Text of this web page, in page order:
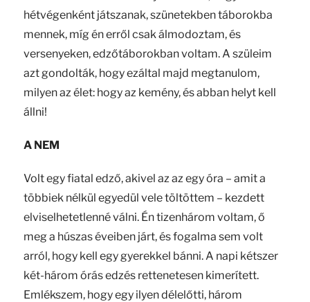
hétvégenként játszanak, szünetekben táborokba
mennek, míg én erről csak álmodoztam, és
versenyeken, edzőtáborokban voltam. A szüleim
azt gondolták, hogy ezáltal majd megtanulom,
milyen az élet: hogy az kemény, és abban helyt kell
állni!
A NEM
Volt egy fiatal edző, akivel az az egy óra – amit a
többiek nélkül egyedül vele töltöttem – kezdett
elviselhetetlenné válni. Én tizenhárom voltam, ő
meg a húszas éveiben járt, és fogalma sem volt
arról, hogy kell egy gyerekkel bánni. A napi kétszer
két-három órás edzés rettenetesen kimerített.
Emlékszem, hogy egy ilyen délelőtti, három